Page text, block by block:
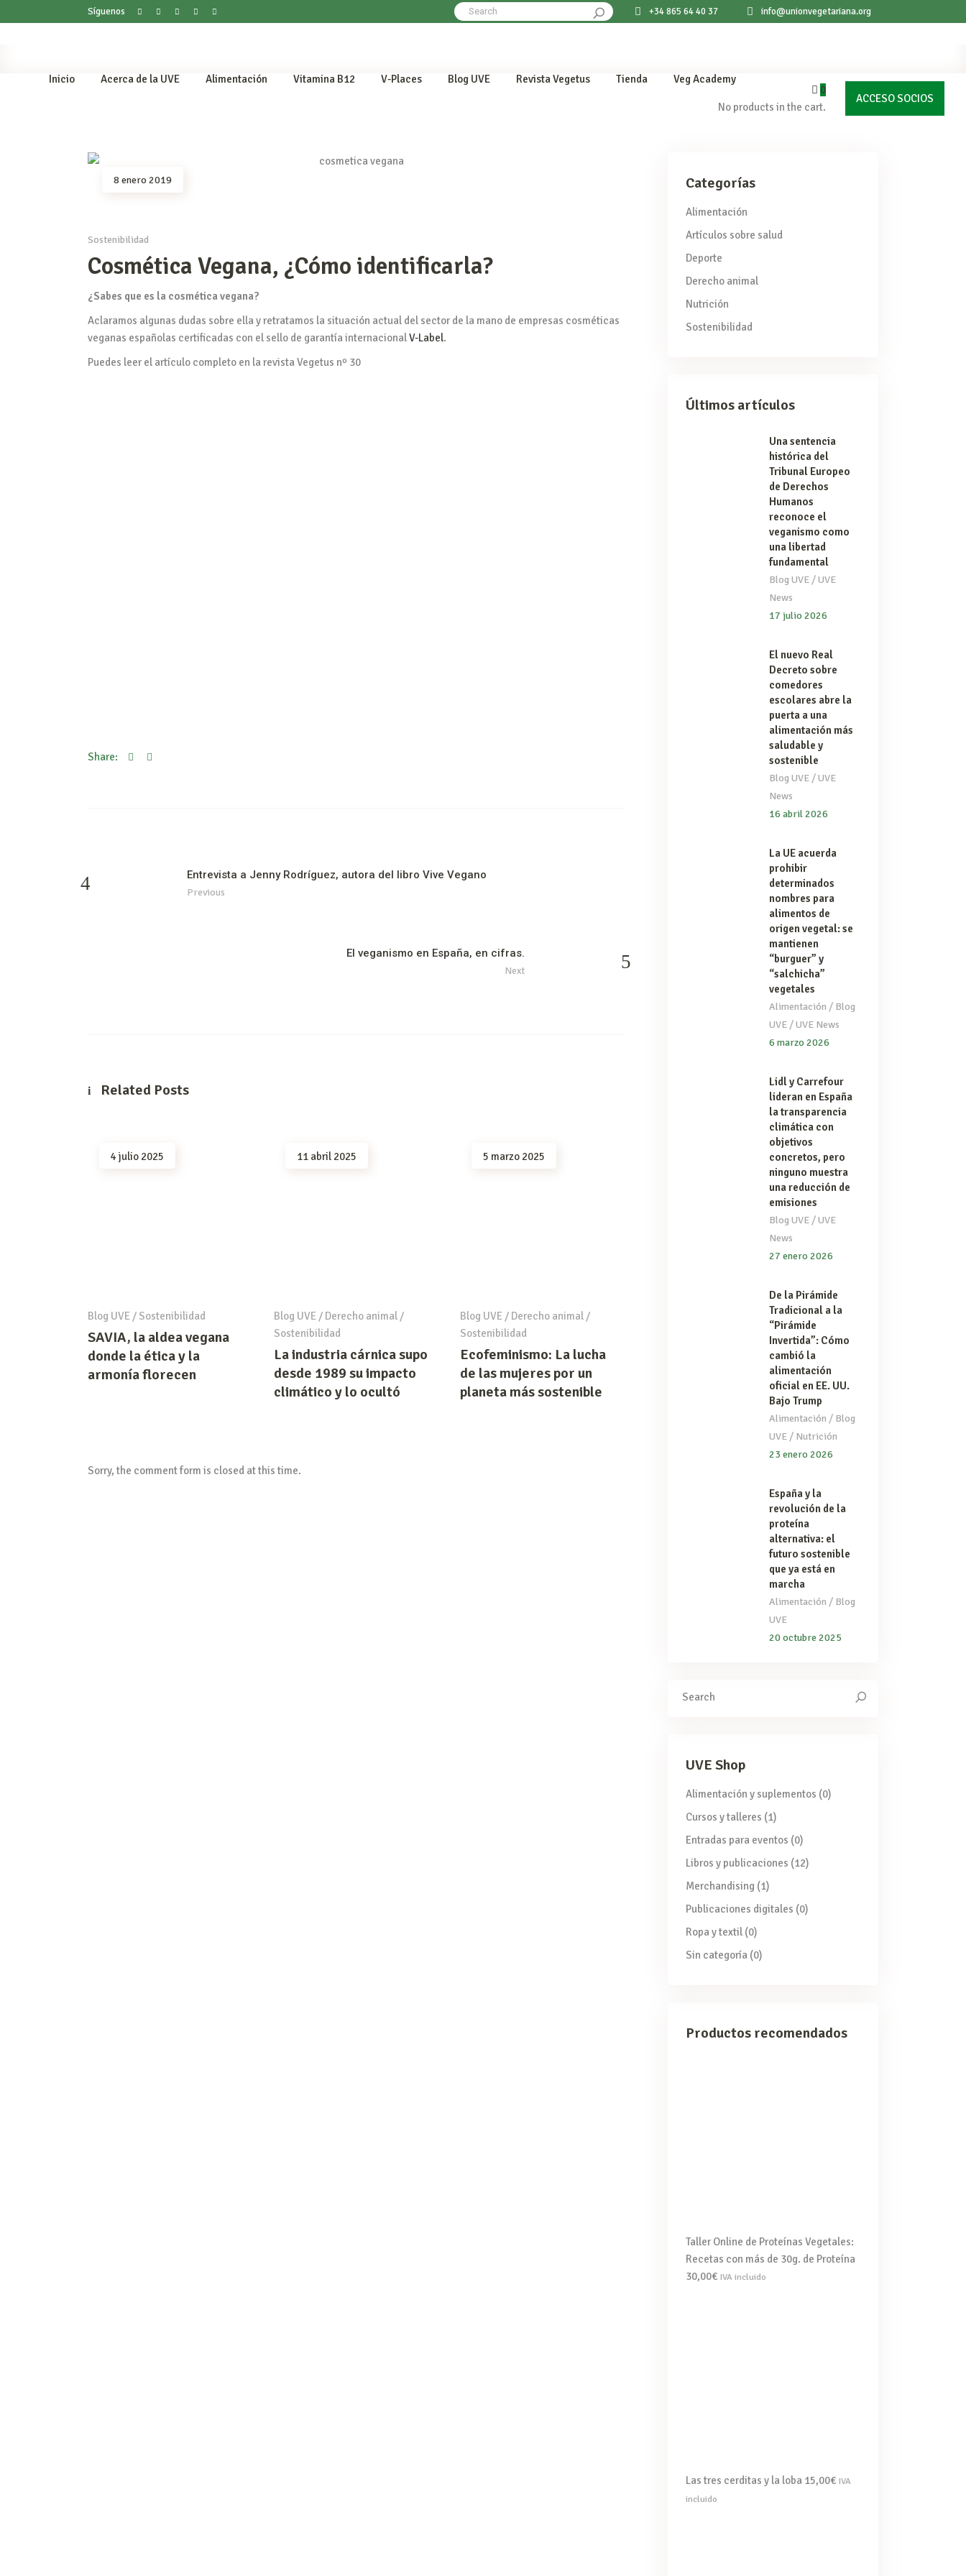
Síguenos
Search
for:
+34 865 64 40 37 info@unionvegetariana.org
Inicio Acerca de la UVE Alimentación Vitamina B12 V-Places Blog UVE Revista Vegetus Tienda
Veg Academy
0
No products in the cart.
ACCESO SOCIOS
8 enero 2019
Sostenibilidad
Cosmética Vegana, ¿Cómo identificarla?
¿Sabes que es la cosmética vegana?
Aclaramos algunas dudas sobre ella y retratamos la situación actual del sector de la mano de empresas cosméticas
veganas españolas certificadas con el sello de garantía internacionalV-Label.
Puedes leer el artículo completo en la revista Vegetus nº 30
Share:
Entrevista a Jenny Rodríguez, autora del libro Vive Vegano
Previous
El veganismo en España, en cifras.
Next
Related Posts
4 julio 2025
Blog UVE / Sostenibilidad
SAVIA, la aldea vegana
donde la ética y la
armonía florecen
11 abril 2025
Blog UVE/ Derecho animal/
Sostenibilidad
La industria cárnica supo
desde 1989 su impacto
climático y lo ocultó​
5 marzo 2025
Blog UVE/ Derecho animal/
Sostenibilidad
Ecofeminismo: La lucha
de las mujeres por un
planeta más sostenible
Sorry, the comment form is closed at this time.
Categorías
Alimentación
Artículos sobre salud
Deporte
Derecho animal
Nutrición
Sostenibilidad
Últimos artículos
Una sentencia
histórica del
Tribunal Europeo
de Derechos
Humanos
reconoce el
veganismo como
una libertad
fundamental
Blog UVE/UVE
News
17 julio 2026
El nuevo Real
Decreto sobre
comedores
escolares abre la
puerta a una
alimentación más
saludable y
sostenible
Blog UVE/UVE
News
16 abril 2026
La UE acuerda
prohibir
determinados
nombres para
alimentos de
origen vegetal: se
mantienen
“burguer” y
“salchicha”
vegetales
Alimentación / Blog
UVE/UVE News
6 marzo 2026
Lidl y Carrefour
lideran en España
la transparencia
climática con
objetivos
concretos, pero
ninguno muestra
una reducción de
emisiones
Blog UVE/UVE
News
27 enero 2026
De la Pirámide
Tradicional a la
“Pirámide
Invertida”: Cómo
cambió la
alimentación
oficial en EE. UU.
Bajo Trump
Alimentación / Blog
UVE/ Nutrición
23 enero 2026
España y la
revolución de la
proteína
alternativa: el
futuro sostenible
que ya está en
marcha
Alimentación / Blog
UVE
20 octubre 2025
UVE Shop
Alimentación y suplementos (0)
Cursos y talleres (1)
Entradas para eventos (0)
Libros y publicaciones (12)
Merchandising (1)
Publicaciones digitales (0)
Ropa y textil (0)
Sin categoría (0)
Productos recomendados
Taller Online de Proteínas Vegetales:
Recetas con más de 30g. de Proteína
30,00€ IVA incluido
Las tres cerditas y la loba 15,00€ IVA
incluido